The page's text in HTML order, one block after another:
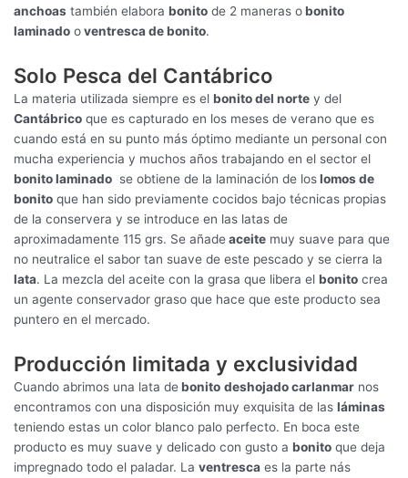
anchoas también elabora bonito de 2 maneras obonito
laminado oventresca de bonito.
Solo Pesca del Cantábrico
La materia utilizada siempre es el bonito del norte y del
Cantábrico que es capturado en los meses de verano que es
cuando está en su punto más óptimo mediante un personal con
mucha experiencia y muchos años trabajando en el sector el
bonito laminado se obtiene de la laminación de loslomos de
bonito que han sido previamente cocidos bajo técnicas propias
de la conservera y se introduce en las latas de
aproximadamente 115 grs. Se añadeaceite muy suave para que
no neutralice el sabor tan suave de este pescado y se cierra la
lata. La mezcla del aceite con la grasa que libera el bonito crea
un agente conservador graso que hace que este producto sea
puntero en el mercado.
Producción limitada y exclusividad
Cuando abrimos una lata debonito deshojado carlanmar nos
encontramos con una disposición muy exquisita de las láminas
teniendo estas un color blanco palo perfecto. En boca este
producto es muy suave y delicado con gusto a bonito que deja
impregnado todo el paladar. La ventresca es la parte nás